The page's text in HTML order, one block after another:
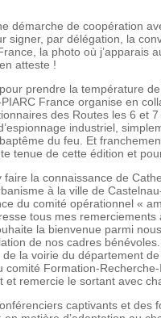
démarche de coopération
signer, par délégation, la
la photo où j’apparais
atteste !
prendre la température
PIARC France organise en
des Routes les 6 et
industriel,
du feu. Et
tenue de cette édition et
faire la connaissance de
à la ville de
du comité opérationnel «
tous mes
la bienvenue parmi
de nos cadres
la voirie du département
comité Formation-
et remercie le sortant avec
captivants et des